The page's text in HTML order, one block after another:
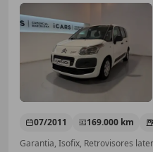
07/2011 169.000 km